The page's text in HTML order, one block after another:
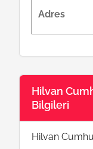
Adres
Hilvan
Bilgileri
Hilvan